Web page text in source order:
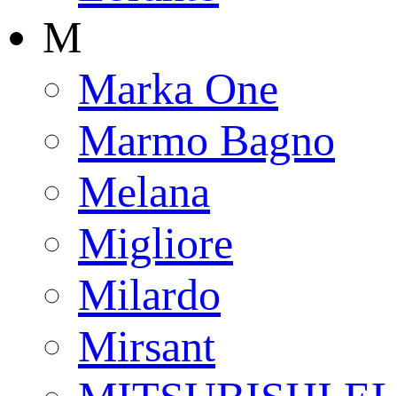
M
Marka One
Marmo Bagno
Melana
Migliore
Milardo
Mirsant